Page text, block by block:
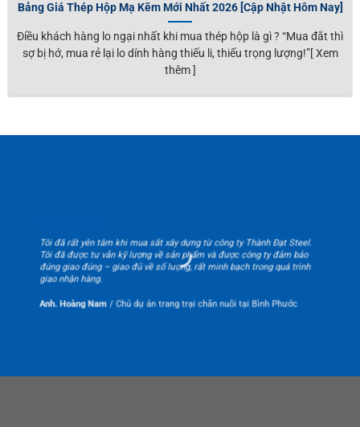
Bảng Giá Thép Hộp Mạ Kẽm Mới Nhất 2026 [Cập Nhật Hôm Nay]
Điều khách hàng lo ngại nhất khi mua thép hộp là gì ? “Mua đắt thì
sợ bị hớ, mua rẻ lại lo dính hàng thiếu li, thiếu trọng lượng!”[ Xem
thêm ]
Tôi đã rất yên tâm khi mua sắt xây dựng từ công ty Thành Đạt Steel.
Tôi đã được tư vẫn kỹ lượng về sản phẩm và được công ty đảm bảo
đúng giao đúng – giao đủ về số lượng, rất minh bạch trong quá trình
giao nhận hàng.
Anh. Hoàng Nam /Chủ dự án trang trại chăn nuôi tại Bình Phước